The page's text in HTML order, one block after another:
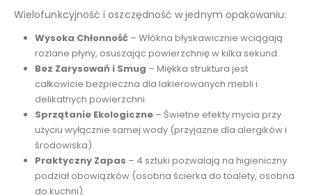
Wielofunkcyjność i oszczędność w jednym opakowaniu:
Wysoka Chłonność– Włókna błyskawicznie wciągają
rozlane płyny, osuszając powierzchnię w kilka sekund.
Bez Zarysowań i Smug – Miękka struktura jest
całkowicie bezpieczna dla lakierowanych mebli i
delikatnych powierzchni.
Sprzątanie Ekologiczne– Świetne efekty mycia przy
użyciu wyłącznie samej wody (przyjazne dla alergików i
środowiska).
Praktyczny Zapas – 4 sztuki pozwalają na higieniczny
podział obowiązków (osobna ścierka do toalety, osobna
do kuchni).